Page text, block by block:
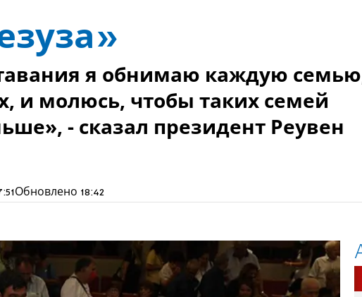
я обнимаю каждую
и молюсь, чтобы таких семей
- сказал президент Реувен
Обновлено 18:42